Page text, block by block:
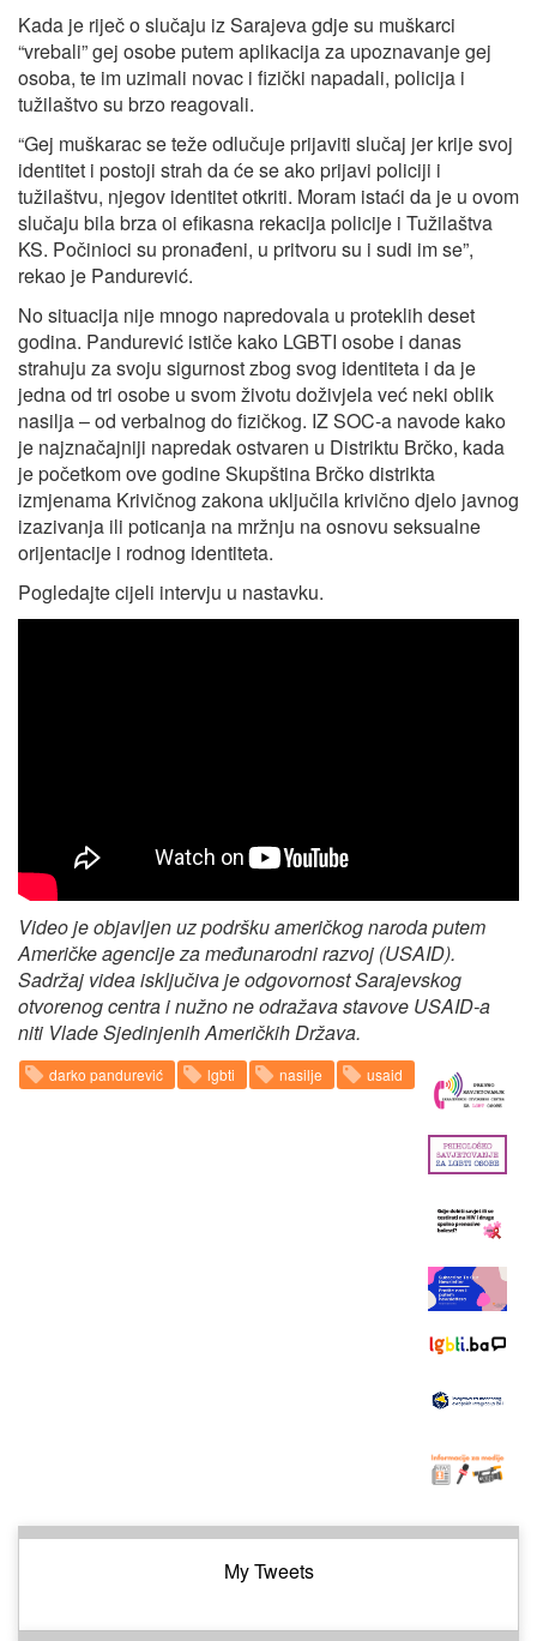
Kada je riječ o slučaju iz Sarajeva gdje su muškarci
“vrebali” gej osobe putem aplikacija za upoznavanje gej
osoba, te im uzimali novac i fizički napadali, policija i
tužilaštvo su brzo reagovali.
“Gej muškarac se teže odlučuje prijaviti slučaj jer krije svoj
identitet i postoji strah da će se ako prijavi policiji i
tužilaštvu, njegov identitet otkriti. Moram istaći da je u ovom
slučaju bila brza oi efikasna rekacija policije i Tužilaštva
KS. Počinioci su pronađeni, u pritvoru su i sudi im se”,
rekao je Pandurević.
No situacija nije mnogo napredovala u proteklih deset
godina. Pandurević ističe kako LGBTI osobe i danas
strahuju za svoju sigurnost zbog svog identiteta i da je
jedna od tri osobe u svom životu doživjela već neki oblik
nasilja – od verbalnog do fizičkog. IZ SOC-a navode kako
je najznačajniji napredak ostvaren u Distriktu Brčko, kada
je početkom ove godine Skupština Brčko distrikta
izmjenama Krivičnog zakona uključila krivično djelo javnog
izazivanja ili poticanja na mržnju na osnovu seksualne
orijentacije i rodnog identiteta.
Pogledajte cijeli intervju u nastavku.
Video je objavljen uz podršku američkog naroda putem
Američke agencije za međunarodni razvoj (USAID).
Sadržaj videa isključiva je odgovornost Sarajevskog
otvorenog centra i nužno ne odražava stavove USAID-a
niti Vlade Sjedinjenih Američkih Država.
darko pandurević lgbti nasilje usaid
My Tweets